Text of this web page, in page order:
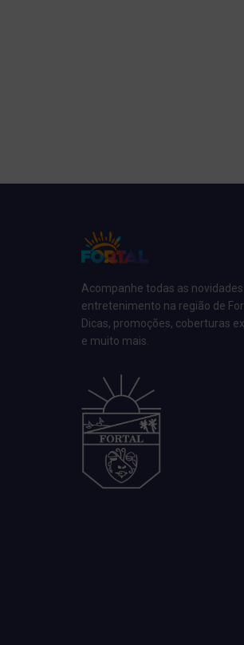
Acompanhe todas as
entretenimento na região de
Dicas, promoções, coberturas
e muito mais.